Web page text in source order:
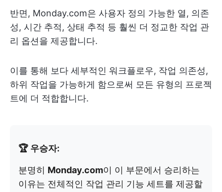
반면, Monday.com은 사용자 정의 가능한 열, 의존
성, 시간 추적, 상태 추적 등 훨씬 더 정교한 작업 관
리 옵션을 제공합니다.
이를 통해 보다 세부적인 워크플로우, 작업 의존성,
하위 작업을 가능하게 함으로써 모든 유형의 프로젝
트에 더 적합합니다.
🏆 우승자:
분명히 Monday.com이 이 부문에서 승리하는
이유는 전체적인 작업 관리 기능 세트를 제공할